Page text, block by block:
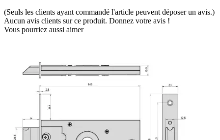
(Seuls les clients ayant commandé l'article peuvent déposer un avis.)
Aucun avis clients sur ce produit. Donnez votre avis !
Vous pourriez aussi aimer